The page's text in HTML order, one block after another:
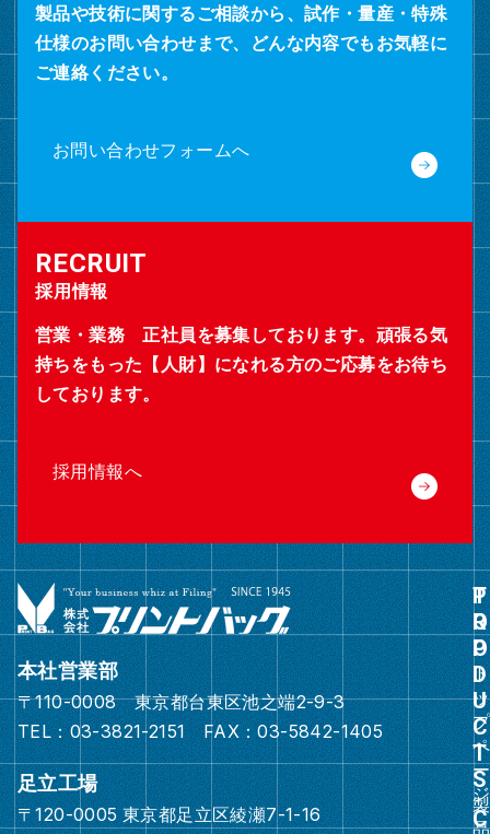
製品や技術に関するご相談から、試作・量産・特殊
仕様のお問い合わせまで、どんな内容でもお気軽に
ご連絡ください。
お問い合わせフォームへ
採用情報
営業・業務 正社員を募集しております。頑張る気
持ちをもった【人財】になれる方のご応募をお待ち
しております。
採用情報へ
本社営業部
〒110-0008 東京都台東区池之端2-9-3
TEL：03-3821-2151 FAX：03-5842-1405
足立工場
〒120-0005 東京都足立区綾瀬7-1-16
ト
ッ
プ
ペ
ー
ジ
グ
ル
ー
プ
リ
ン
ク
グ
製
品